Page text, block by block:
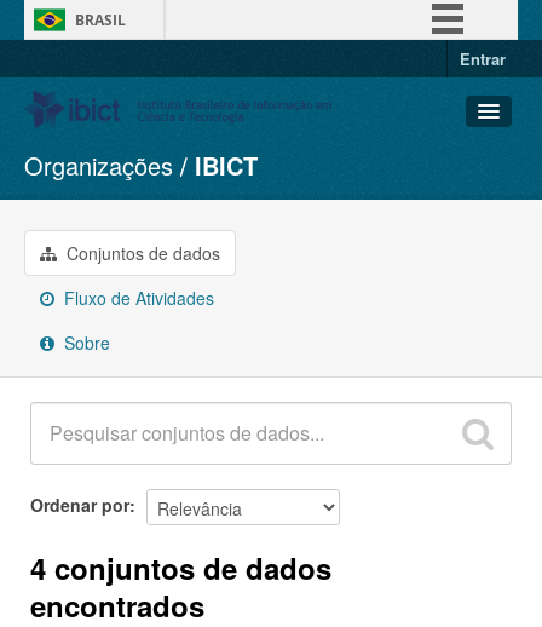
BRASIL
Entrar
Conjuntos de dados
Organizações
Grupos
Sobre
Organizações IBICT
Conjuntos de dados
Fluxo de Atividades
Sobre
Ordenar por
4 conjuntos de dados
encontrados